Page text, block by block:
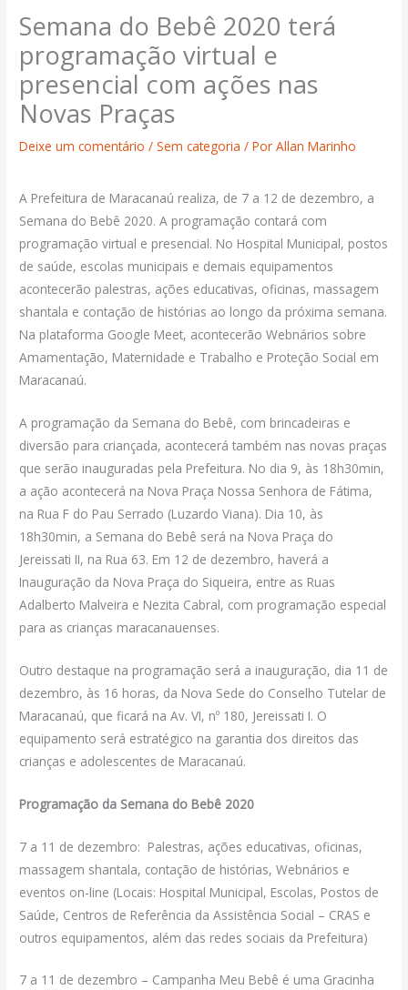
Semana do Bebê 2020 terá
programação virtual e
presencial com ações nas
Novas Praças
Deixe um comentário /Sem categoria / PorAllan Marinho
A Prefeitura de Maracanaú realiza, de 7 a 12 de dezembro, a
Semana do Bebê 2020. A programação contará com
programação virtual e presencial. No Hospital Municipal, postos
de saúde, escolas municipais e demais equipamentos
acontecerão palestras, ações educativas, oficinas, massagem
shantala e contação de histórias ao longo da próxima semana.
Na plataforma Google Meet, acontecerão Webnários sobre
Amamentação, Maternidade e Trabalho e Proteção Social em
Maracanaú.
A programação da Semana do Bebê, com brincadeiras e
diversão para criançada, acontecerá também nas novas praças
que serão inauguradas pela Prefeitura. No dia 9, às 18h30min,
a ação acontecerá na Nova Praça Nossa Senhora de Fátima,
na Rua F do Pau Serrado (Luzardo Viana). Dia 10, às
18h30min, a Semana do Bebê será na Nova Praça do
Jereissati II, na Rua 63. Em 12 de dezembro, haverá a
Inauguração da Nova Praça do Siqueira, entre as Ruas
Adalberto Malveira e Nezita Cabral, com programação especial
para as crianças maracanauenses.
Outro destaque na programação será a inauguração, dia 11 de
dezembro, às 16 horas, da Nova Sede do Conselho Tutelar de
Maracanaú, que ficará na Av. VI, nº 180, Jereissati I. O
equipamento será estratégico na garantia dos direitos das
crianças e adolescentes de Maracanaú.
Programação da Semana do Bebê 2020
7 a 11 de dezembro: Palestras, ações educativas, oficinas,
massagem shantala, contação de histórias, Webnários e
eventos on-line (Locais: Hospital Municipal, Escolas, Postos de
Saúde, Centros de Referência da Assistência Social – CRAS e
outros equipamentos, além das redes sociais da Prefeitura)
7 a 11 de dezembro – Campanha Meu Bebê é uma Gracinha